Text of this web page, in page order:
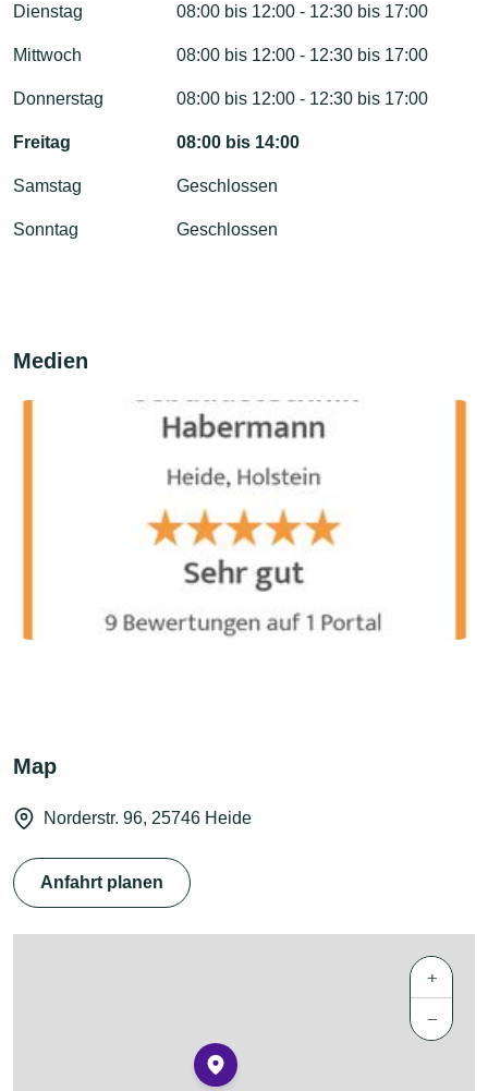
Dienstag 08:00 bis 12:00 - 12:30 bis 17:00
Mittwoch 08:00 bis 12:00 - 12:30 bis 17:00
Donnerstag 08:00 bis 12:00 - 12:30 bis 17:00
Freitag 08:00 bis 14:00
Samstag Geschlossen
Sonntag Geschlossen
Medien
Map
Norderstr. 96, 25746 Heide
Anfahrt planen
+
−